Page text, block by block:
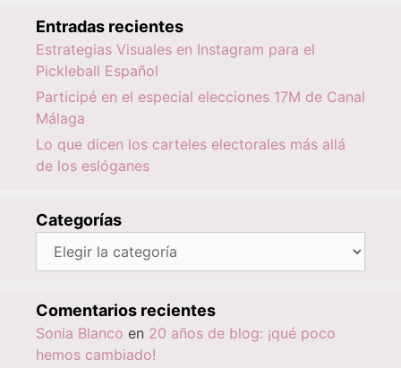
Entradas recientes
Estrategias Visuales en Instagram para el
Pickleball Español
Participé en el especial elecciones 17M de Canal
Málaga
Lo que dicen los carteles electorales más allá
de los eslóganes
Categorías
Categorías
Comentarios recientes
Sonia Blanco en 20 años de blog: ¡qué poco
hemos cambiado!